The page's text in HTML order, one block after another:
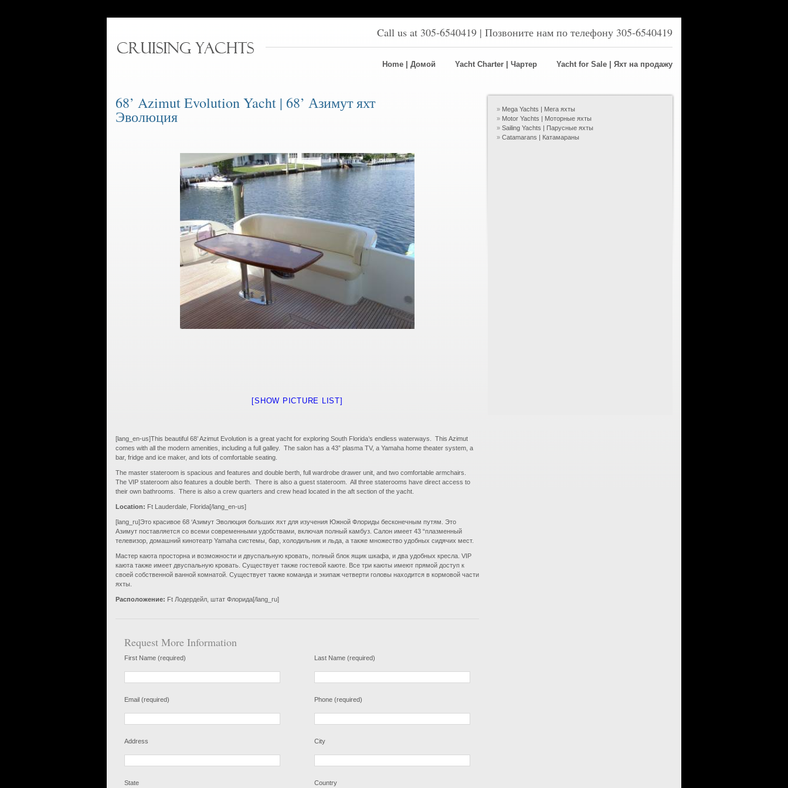
Call us at 305-6540419 | Позвоните нам по телефону 305-6540419
Home | Домой Yacht Charter | Чартер Yacht for Sale | Яхт на продажу
68’ Azimut Evolution Yacht | 68’ Азимут яхт
Эволюция
[SHOW PICTURE LIST]
[lang_en-us]This beautiful 68’ Azimut Evolution is a great yacht for exploring South Florida’s endless waterways. This Azimut
comes with all the modern amenities, including a full galley. The salon has a 43” plasma TV, a Yamaha home theater system, a
bar, fridge and ice maker, and lots of comfortable seating.
The master stateroom is spacious and features and double berth, full wardrobe drawer unit, and two comfortable armchairs.
The VIP stateroom also features a double berth. There is also a guest stateroom. All three staterooms have direct access to
their own bathrooms. There is also a crew quarters and crew head located in the aft section of the yacht.
Location: Ft Lauderdale, Florida[/lang_en-us]
[lang_ru]Это красивое 68 ‘Азимут Эволюция больших яхт для изучения Южной Флориды бесконечным путям. Это
Азимут поставляется со всеми современными удобствами, включая полный камбуз. Салон имеет 43 “плазменный
телевизор, домашний кинотеатр Yamaha системы, бар, холодильник и льда, а также множество удобных сидячих мест.
Мастер каюта просторна и возможности и двуспальную кровать, полный блок ящик шкафа, и два удобных кресла. VIP
каюта также имеет двуспальную кровать. Существует также гостевой каюте. Все три каюты имеют прямой доступ к
своей собственной ванной комнатой. Существует также команда и экипаж четверти головы находится в кормовой части
яхты.
Расположение: Ft Лодердейл, штат Флорида[/lang_ru]
Request More Information
First Name (required) Last Name (required)
Email (required) Phone (required)
Address City
State Country
Mega Yachts | Мега яхты
Motor Yachts | Моторные яхты
Sailing Yachts | Парусные яхты
Catamarans | Катамараны